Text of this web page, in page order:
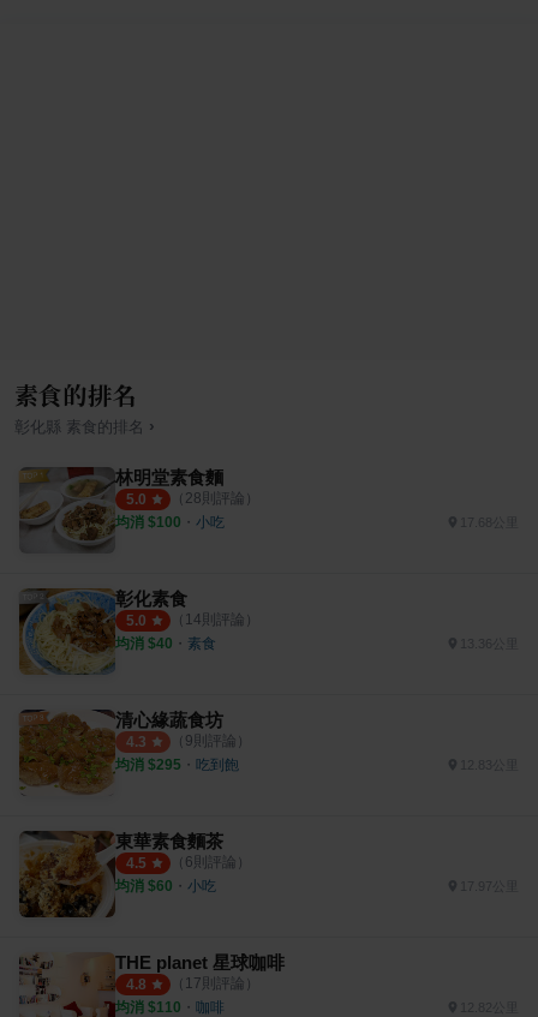
素食的排名
彰化縣 素食的排名 ›
林明堂素食麵
5.0 （ 28則評論）
均消 $100 ・ 小吃
彰化素食
5.0 （ 14則評論）
均消 $40 ・ 素食
清心緣蔬食坊
4.3 （ 9則評論）
均消 $295 ・ 吃到飽
東華素食麵茶
4.5 （ 6則評論）
均消 $60 ・ 小吃
THE planet 星球咖啡
4.8 （ 17則評論）
均消 $110 ・ 咖啡